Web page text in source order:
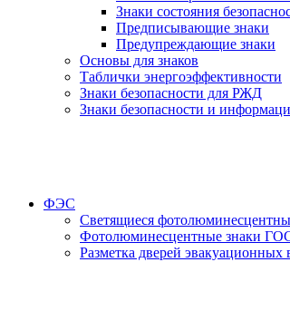
Знаки состояния
Предписывающие знаки
Предупреждающие знаки
Основы для знаков
Таблички энергоэффективности
Знаки безопасности для РЖД
Знаки безопасности и
ФЭС
Светящиеся
Фотолюминесцентные знаки
Разметка дверей эвакуационных